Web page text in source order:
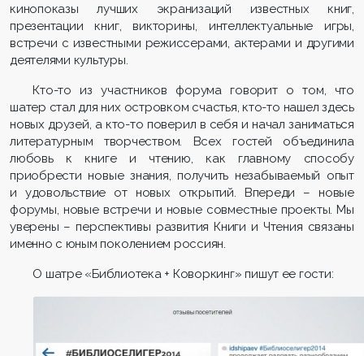
кинопоказы лучших экранизаций известных книг,
презентации книг, викторины, интеллектуальные игры,
встречи с известными режиссерами, актерами и другими
деятелями культуры.
Кто-то из участников форума говорит о том, что
шатер стал для них островком счастья, кто-то нашел здесь
новых друзей, а кто-то поверил в себя и начал заниматься
литературным творчеством. Всех гостей объединила
любовь к книге и чтению, как главному способу
приобрести новые знания, получить незабываемый опыт
и удовольствие от новых открытий. Впереди – новые
форумы, новые встречи и новые совместные проекты. Мы
уверены – перспективы развития Книги и Чтения связаны
именно с юным поколением россиян.
О шатре «Библиотека + Коворкинг» пишут ее гости: